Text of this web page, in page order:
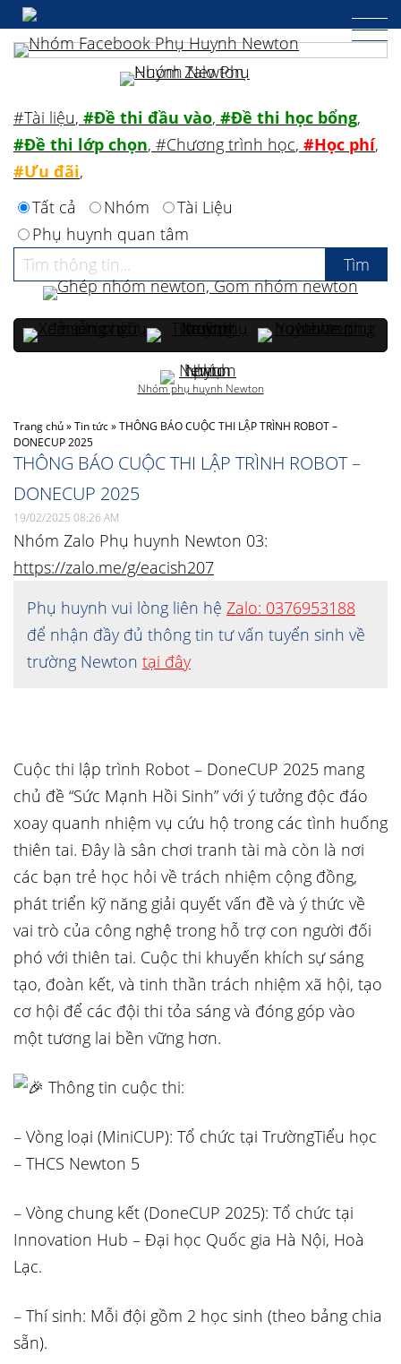
Trang chủ»Tin tức»THÔNG BÁO CUỘC THI LẬP TRÌNH ROBOT –
DONECUP 2025
THÔNG BÁO CUỘC THI LẬP TRÌNH ROBOT –
DONECUP 2025
19/02/2025 08:26 AM
Nhóm Zalo Phụ huynh Newton 03:
https://zalo.me/g/eacish207
Phụ huynh vui lòng liên hệ Zalo: 0376953188
để nhận đầy đủ thông tin tư vấn tuyển sinh về
trường Newton tại đây
Cuộc thi lập trình Robot – DoneCUP 2025 mang
chủ đề “Sức Mạnh Hồi Sinh” với ý tưởng độc đáo
xoay quanh nhiệm vụ cứu hộ trong các tình huống
thiên tai. Đây là sân chơi tranh tài mà còn là nơi
các bạn trẻ học hỏi về trách nhiệm cộng đồng,
phát triển kỹ năng giải quyết vấn đề và ý thức về
vai trò của công nghệ trong hỗ trợ con người đối
phó với thiên tai. Cuộc thi khuyến khích sự sáng
tạo, đoàn kết, và tinh thần trách nhiệm xã hội, tạo
cơ hội để các đội thi tỏa sáng và đóng góp vào
một tương lai bền vững hơn.
Thông tin cuộc thi:
– Vòng loại (MiniCUP): Tổ chức tại TrườngTiểu học
– THCS Newton 5
– Vòng chung kết (DoneCUP 2025): Tổ chức tại
Innovation Hub – Đại học Quốc gia Hà Nội, Hoà
Lạc.
– Thí sinh: Mỗi đội gồm 2 học sinh (theo bảng chia
sẵn).
#Tài liệu, #Đề thi đầu vào, #Đề thi học bổng,
#Đề thi lớp chọn, #Chương trình học, #Học phí,
#Ưu đãi,
Tất cả
Nhóm
Tài Liệu
Phụ huynh quan tâm
Nhóm phụ huynh Newton